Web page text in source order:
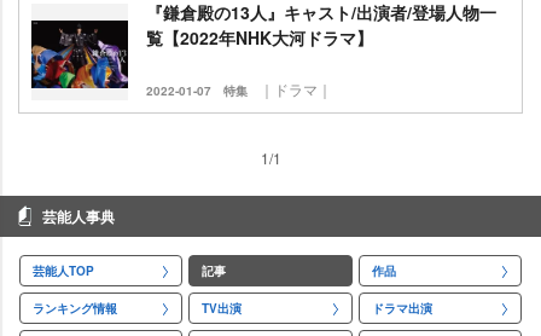
『鎌倉殿の13人』キャスト/出演者/登場人物一
覧【2022年NHK大河ドラマ】
2022-01-07 特集 ｜ドラマ｜
1/1
芸能人事典
芸能人TOP 記事 作品
ランキング情報 TV出演 ドラマ出演